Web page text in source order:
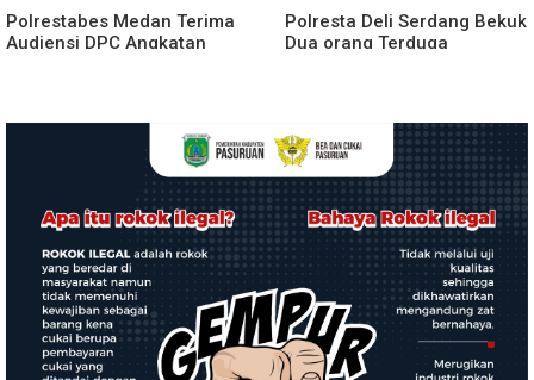
Polrestabes Medan Terima
Audiensi DPC Angkatan
Polresta Deli Serdang Bekuk
Dua orang Terduga